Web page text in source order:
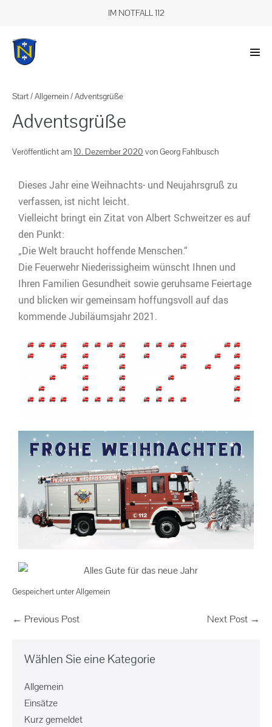
IM NOTFALL 112
Start/Allgemein/Adventsgrüße
Adventsgrüße
Veröffentlicht am10. Dezember 2020 vonGeorg Fahlbusch
Dieses Jahr eine Weihnachts- und Neujahrsgruß zu
verfassen, ist nicht leicht.
Vielleicht bringt ein Zitat von Albert Schweitzer es auf
den Punkt:
„Die Welt braucht hoffende Menschen.“
Die Feuerwehr Niederissigheim wünscht Ihnen und
Ihren Familien Gesundheit sowie geruhsame Feiertage
und blicken wir gemeinsam hoffungsvoll auf das
kommende Jubiläumsjahr 2021.
Gespeichert unterAllgemein
← Previous Post Next Post →
Wählen Sie eine Kategorie
Allgemein
Einsätze
Kurz gemeldet